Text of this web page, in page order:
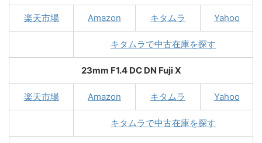
楽天市場 Amazon キタムラ Yahoo
キタムラで中古在庫を探す
23mm F1.4 DC DN Fuji X
楽天市場 Amazon キタムラ Yahoo
キタムラで中古在庫を探す